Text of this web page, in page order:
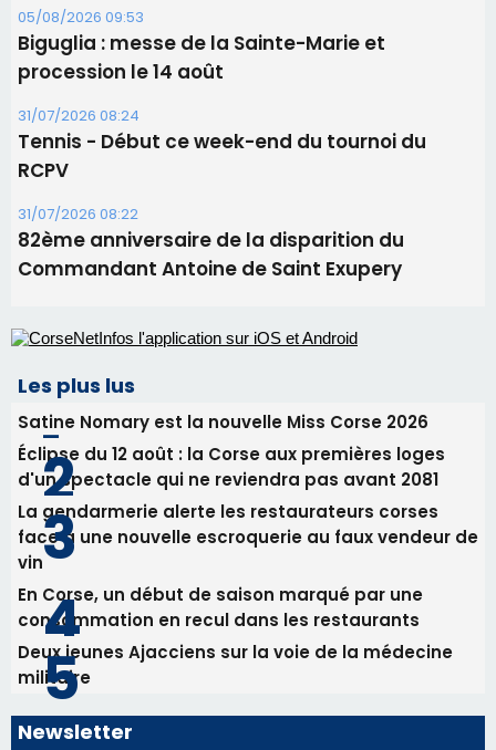
31/07/2026 08:22
82ème anniversaire de la disparition du
Commandant Antoine de Saint Exupery
Les plus lus
Satine Nomary est la nouvelle Miss Corse 2026
Éclipse du 12 août : la Corse aux premières loges
d'un spectacle qui ne reviendra pas avant 2081
face à une nouvelle escroquerie au faux vendeur de
En Corse, un début de saison marqué par une
consommation en recul dans les restaurants
Deux jeunes Ajacciens sur la voie de la médecine
militaire
Newsletter
Inscrivez-vous à la newsletter de CNI et recevez par
email les infos les plus importantes et une sélection de
nos meilleurs articles